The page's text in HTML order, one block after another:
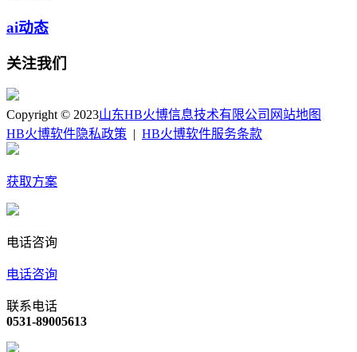
ai动态
关注我们
Copyright © 2023山东HB火博信息技术有限公司 网站地图
HB火博软件隐私政策 | HB火博软件服务条款
获取方案
电话咨询
电话咨询
联系电话
0531-89005613